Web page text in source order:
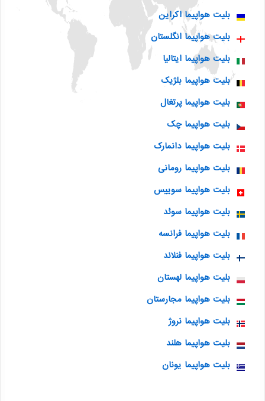
بلیت هواپیما اکراین
بلیت هواپیما انگلستان
بلیت هواپیما ایتالیا
بلیت هواپیما بلژیک
بلیت هواپیما پرتغال
بلیت هواپیما چک
بلیت هواپیما دانمارک
بلیت هواپیما رومانی
بلیت هواپیما سوییس
بلیت هواپیما سوئد
بلیت هواپیما فرانسه
بلیت هواپیما فنلاند
بلیت هواپیما لهستان
بلیت هواپیما مجارستان
بلیت هواپیما نروژ
بلیت هواپیما هلند
بلیت هواپیما یونان